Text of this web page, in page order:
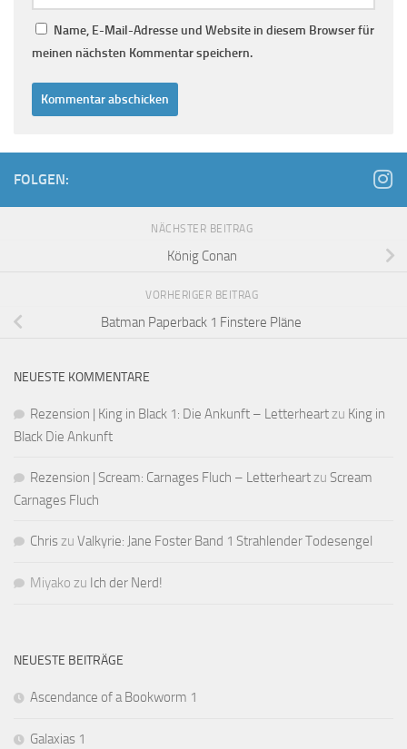
Name, E-Mail-Adresse und Website in diesem Browser für
meinen nächsten Kommentar speichern.
FOLGEN:
NÄCHSTER BEITRAG
König Conan
VORHERIGER BEITRAG
Batman Paperback 1 Finstere Pläne
NEUESTE KOMMENTARE
Rezension | King in Black 1: Die Ankunft – Letterheartzu King in
Black Die Ankunft
Rezension | Scream: Carnages Fluch – Letterheartzu Scream
Carnages Fluch
Chriszu Valkyrie: Jane Foster Band 1 Strahlender Todesengel
Miyako zu Ich der Nerd!
NEUESTE BEITRÄGE
Ascendance of a Bookworm 1
Galaxias 1